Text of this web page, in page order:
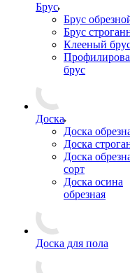
Брус
Брус
Брус
Клееный
брус
Доска
Доска
Доска
Доска
сорт
Доска осина
обрезная
Доска для пола